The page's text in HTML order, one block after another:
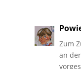
Zum
an